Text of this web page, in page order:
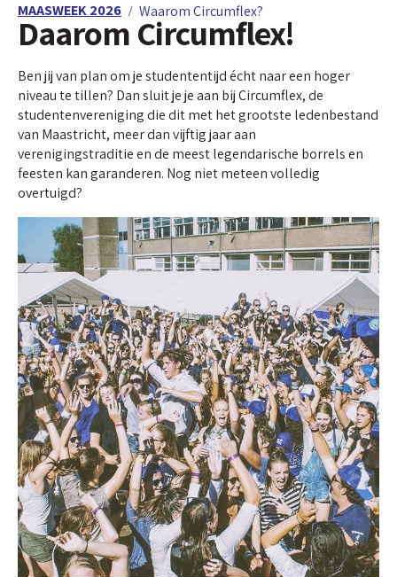
MAASWEEK 2026 Waarom Circumflex?
Daarom Circumflex!
Ben jij van plan om je studententijd écht naar een hoger
niveau te tillen? Dan sluit je je aan bij Circumflex, de
studentenvereniging die dit met het grootste ledenbestand
van Maastricht, meer dan vijftig jaar aan
verenigingstraditie en de meest legendarische borrels en
feesten kan garanderen. Nog niet meteen volledig
overtuigd?